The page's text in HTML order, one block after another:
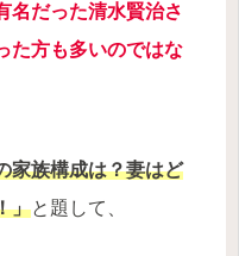
名だった清水賢治さ
た方も多いのではな
家族構成は？妻はど
」と題して、